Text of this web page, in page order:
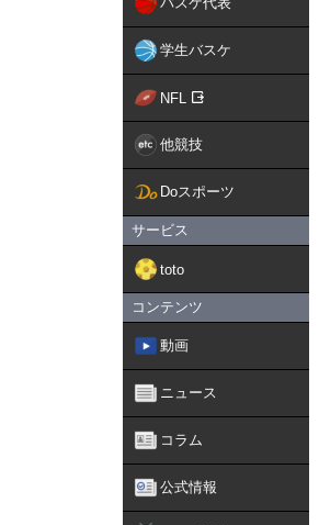
学生バスケ
NFL
他競技
Doスポーツ
サービス
toto
コンテンツ
動画
ニュース
コラム
公式情報